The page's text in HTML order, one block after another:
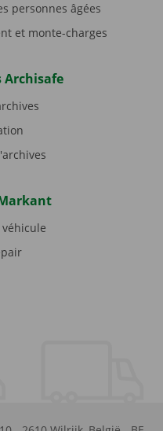
personnes âgées
et monte-charges
Archisafe